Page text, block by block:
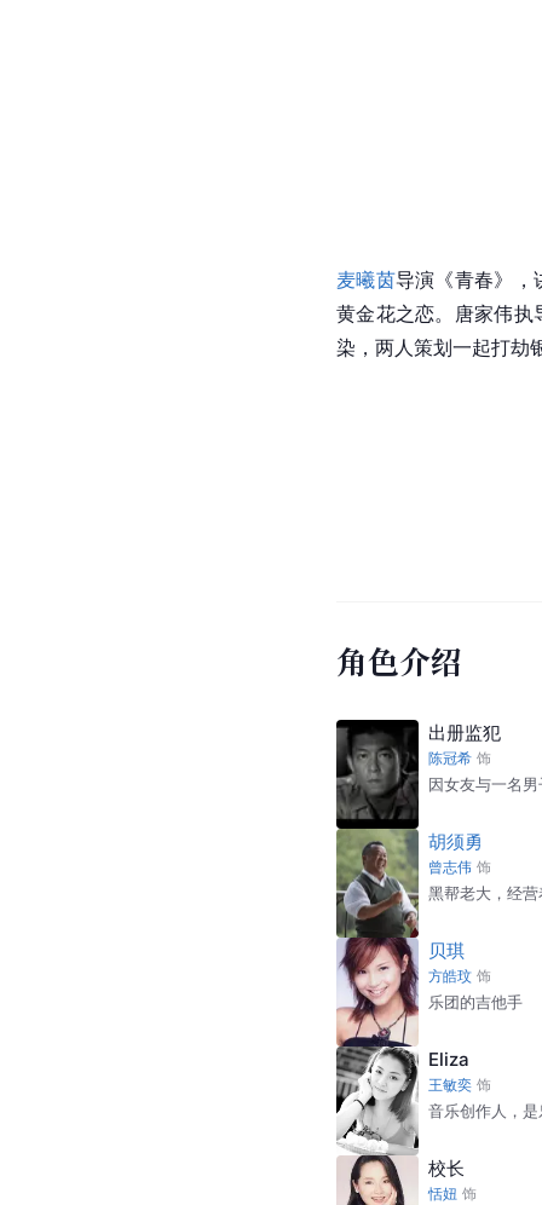
麦曦茵导演《青春》，
黄金花之恋。唐家伟
染，两人策划一起打劫
角色介绍
出册监犯
陈冠希 饰
因女友与一名
胡须勇
曾志伟 饰
黑帮老大，经
贝琪
方皓玟 饰
乐团的吉他手
Eliza
王敏奕 饰
音乐创作人，
校长
恬妞 饰